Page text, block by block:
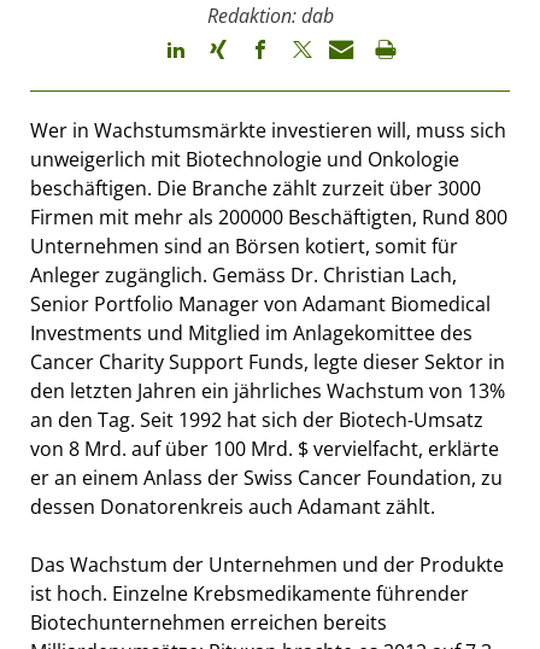
Redaktion: dab
Wer in Wachstumsmärkte investieren will, muss sich
unweigerlich mit Biotechnologie und Onkologie
beschäftigen. Die Branche zählt zurzeit über 3000
Firmen mit mehr als 200000 Beschäftigten, Rund 800
Unternehmen sind an Börsen kotiert, somit für
Anleger zugänglich. Gemäss Dr. Christian Lach,
Senior Portfolio Manager von Adamant Biomedical
Investments und Mitglied im Anlagekomittee des
Cancer Charity Support Funds, legte dieser Sektor in
den letzten Jahren ein jährliches Wachstum von 13%
an den Tag. Seit 1992 hat sich der Biotech-Umsatz
von 8 Mrd. auf über 100 Mrd. $ vervielfacht, erklärte
er an einem Anlass der Swiss Cancer Foundation, zu
dessen Donatorenkreis auch Adamant zählt.
Das Wachstum der Unternehmen und der Produkte
ist hoch. Einzelne Krebsmedikamente führender
Biotechunternehmen erreichen bereits